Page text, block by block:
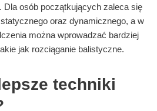
Dla osób początkujących zaleca się
oraz dynamicznego, a w
można wprowadzać bardziej
jak rozciąganie balistyczne.
techniki